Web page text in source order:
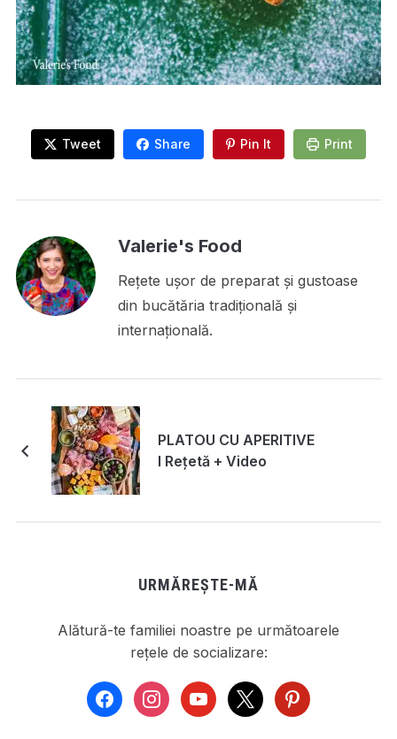
Tweet Share Pin It Print
Valerie's Food
Rețete ușor de preparat și gustoase
din bucătăria tradițională și
internațională.
PLATOU CU APERITIVE
I Rețetă + Video
URMĂREȘTE-MĂ
Alătură-te familiei noastre pe următoarele
rețele de socializare:
facebookinstagramyoutube
x pinterest